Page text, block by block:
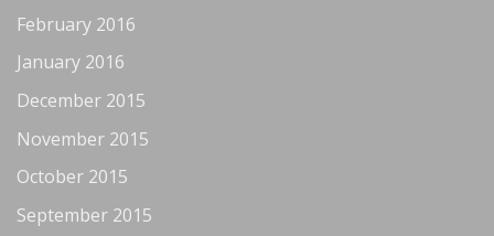
February 2016
January 2016
December 2015
November 2015
October 2015
September 2015